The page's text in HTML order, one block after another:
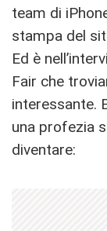
team di
stampa del
Ed è
Fair che
interessante.
una profezia
diventare: